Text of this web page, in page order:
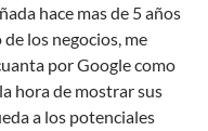
hace mas de 5 años
los negocios, me
por Google como
hora de mostrar sus
a los potenciales